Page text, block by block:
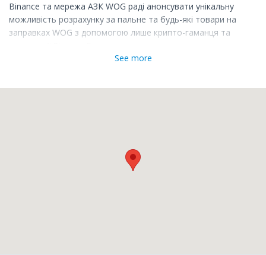
Binance та мережа АЗК WOG раді анонсувати унікальну
можливість розрахунку за пальне та будь-які товари на
заправках WOG з допомогою лише крипто-гаманця та
Pay спрощує ваше повсякденне життя і дає вам можливість
See more